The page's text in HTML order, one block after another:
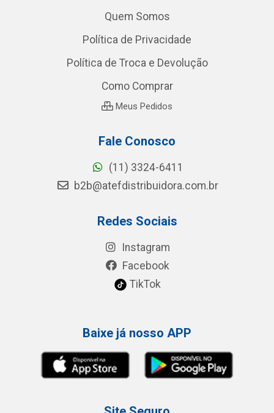
Quem Somos
Política de Privacidade
Política de Troca e Devolução
Como Comprar
Meus Pedidos
Fale Conosco
(11) 3324-6411
b2b@atefdistribuidora.com.br
Redes Sociais
Instagram
Facebook
TikTok
Baixe já nosso APP